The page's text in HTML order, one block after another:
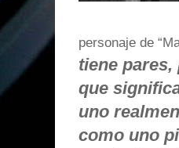
personaje de
tiene
que
uno
como uno